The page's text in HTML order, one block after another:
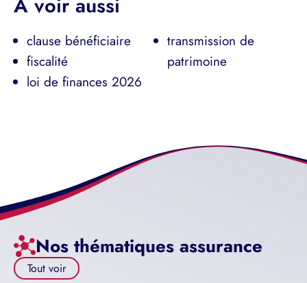
clause bénéficiaire
fiscalité
loi de finances 2026
transmission de
patrimoine
Nos thématiques assurance
Tout voir